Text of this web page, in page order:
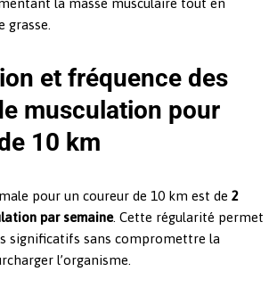
la masse musculaire tout en
grasse.
et fréquence des
musculation pour
10 km
pour un coureur de 10 km est de 2
par semaine. Cette régularité permet
significatifs sans compromettre la
l’organisme.